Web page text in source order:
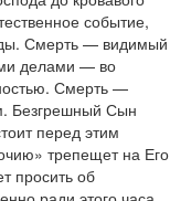
событие,
Смерть — видимый
делами — во
Смерть —
Безгрешный Сын
перед этим
трепещет на Его
просить об